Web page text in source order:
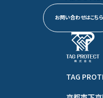
お問い合わせはこちら
TAG